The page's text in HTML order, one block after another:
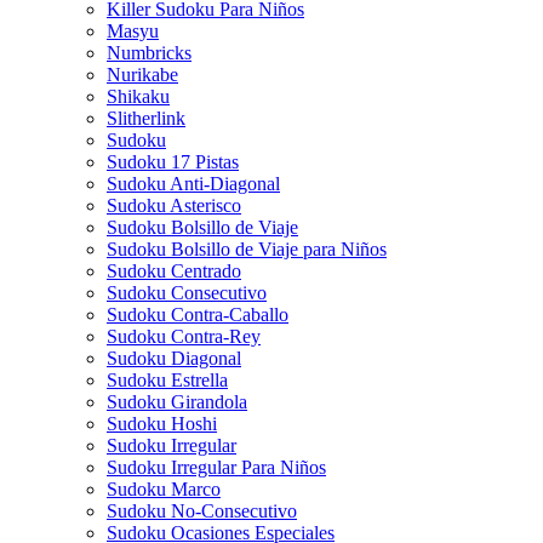
Killer Sudoku Para Niños
Masyu
Numbricks
Nurikabe
Shikaku
Slitherlink
Sudoku
Sudoku 17 Pistas
Sudoku Anti-Diagonal
Sudoku Asterisco
Sudoku Bolsillo de Viaje
Sudoku Bolsillo de Viaje para Niños
Sudoku Centrado
Sudoku Consecutivo
Sudoku Contra-Caballo
Sudoku Contra-Rey
Sudoku Diagonal
Sudoku Estrella
Sudoku Girandola
Sudoku Hoshi
Sudoku Irregular
Sudoku Irregular Para Niños
Sudoku Marco
Sudoku No-Consecutivo
Sudoku Ocasiones Especiales